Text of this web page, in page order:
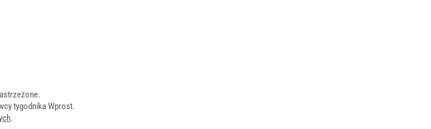
tygodnika Wprost.
.